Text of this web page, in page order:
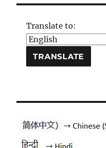
Translate to: